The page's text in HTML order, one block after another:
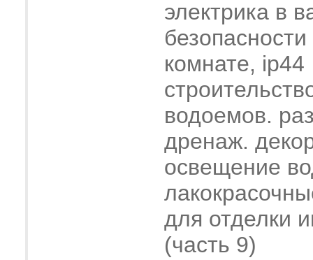
электрика в
комнате, ip44
водоемов.
дренаж.
освещение
для отделки
(часть 9)